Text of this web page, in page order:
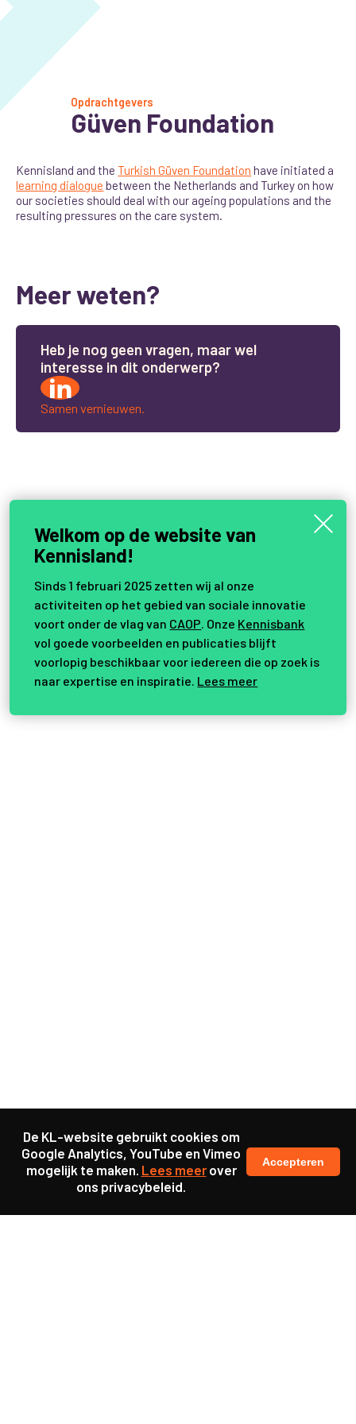
Opdrachtgevers
Güven Foundation
Kennisland and theTurkish Güven Foundation have initiated a
learning dialogue between the Netherlands and Turkey on how
our societies should deal with our ageing populations and the
resulting pressures on the care system.
Meer weten?
Heb je nog geen vragen, maarwel
interesse in dit onderwerp?
Samen vernieuwen.
Welkom op de website van
Kennisland!
Sinds 1 februari 2025 zetten wij al onze
activiteiten op het gebied van sociale innovatie
voort onder de vlag van CAOP . Onze Kennisbank
vol goede voorbeelden en publicaties blijft
voorlopig beschikbaar voor iedereen die op zoek is
naar expertise en inspiratie. Lees meer
De KL-website gebruikt cookies om
Google Analytics, YouTube en Vimeo
mogelijk te maken. Lees meerover
ons privacybeleid.
Accepteren